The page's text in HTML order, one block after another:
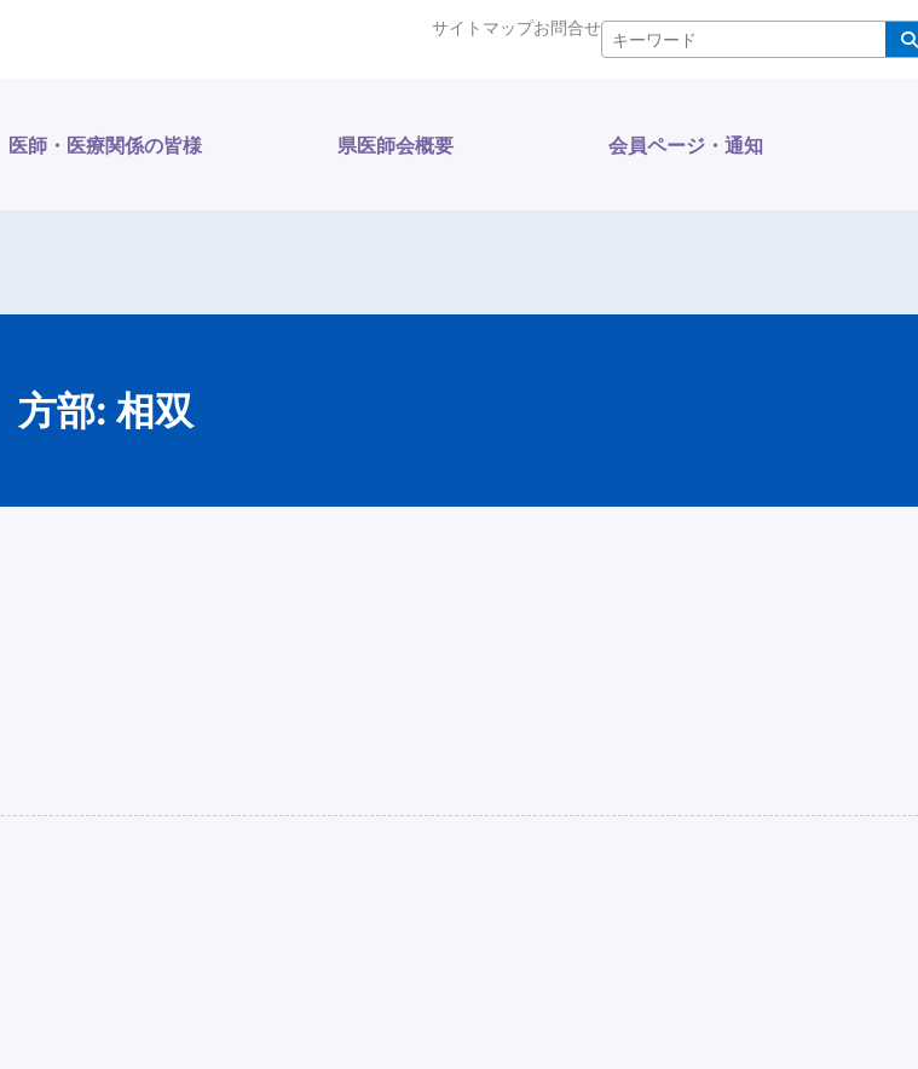
サイトマップお問合せ
検索
医師・医療関係の皆様 県医師会概要 会員ページ・通知
方部:相双